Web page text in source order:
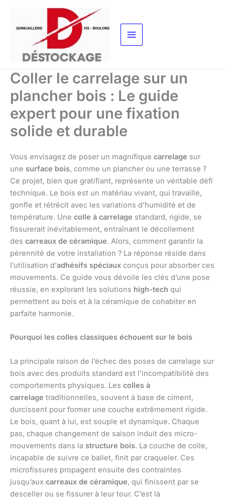
contenu
Coller le carrelage sur un
plancher bois : Le guide
expert pour une fixation
solide et durable
Vous envisagez de poser un magnifique carrelage sur
une surface bois, comme un plancher ou une terrasse ?
Ce projet, bien que gratifiant, représente un véritable défi
technique. Le bois est un matériau vivant, qui travaille,
gonfle et rétrécit avec les variations d’humidité et de
température. Une colle à carrelage standard, rigide, se
fissurerait inévitablement, entraînant le décollement
des carreaux de céramique. Alors, comment garantir la
pérennité de votre installation ? La réponse réside dans
l’utilisation d’adhésifs spéciaux conçus pour absorber ces
mouvements. Ce guide vous dévoile les clés d’une pose
réussie, en explorant les solutions high-tech qui
permettent au bois et à la céramique de cohabiter en
parfaite harmonie.
Pourquoi les colles classiques échouent sur le bois
La principale raison de l’échec des poses de carrelage sur
bois avec des produits standard est l’incompatibilité des
comportements physiques. Les colles à
carrelage traditionnelles, souvent à base de ciment,
durcissent pour former une couche extrêmement rigide.
Le bois, quant à lui, est souple et dynamique. Chaque
pas, chaque changement de saison induit des micro-
mouvements dans la structure bois. La couche de colle,
incapable de suivre ce ballet, finit par craqueler. Ces
microfissures propagent ensuite des contraintes
jusqu’aux carreaux de céramique, qui finissent par se
desceller ou se fissurer à leur tour. C’est là